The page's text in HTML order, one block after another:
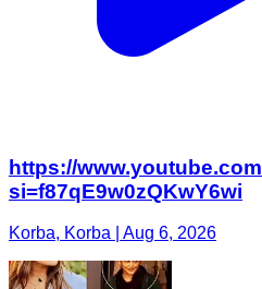
https://
si=f87qE9w0zQKwY6wi
Korba, Korba | Aug 6, 2026